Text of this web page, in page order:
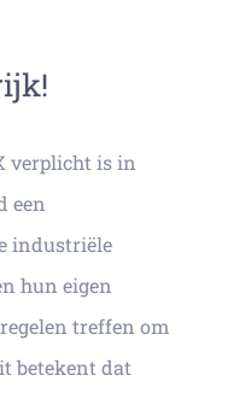
verplicht is in
een
industriële
hun eigen
treffen om
betekent dat